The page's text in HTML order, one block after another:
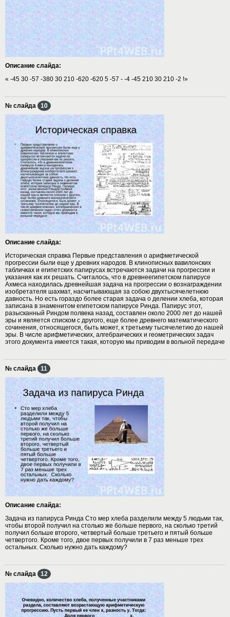
Описание слайда:
« -45 30 -57 -380 30 210 -620 -620 5 -57 - -4 -45 210 30 210 -2 !»
№ слайда 10
Описание слайда:
Историческая справка Первые представления о арифметической
прогрессии были еще у древних народов. В клинописных вавилонских
табличках и египетских папирусах встречаются задачи на прогрессии и
указания как их решать. Считалось, что в древнеегипетском папирусе
Ахмеса находилась древнейшая задача на прогрессии о вознаграждении
изобретателя шахмат, насчитывающая за собою двухтысячелетнюю
давность. Но есть гораздо более старая задача о делении хлеба, которая
записана в знаменитом египетском папирусе Ринда. Папирус этот,
разысканный Риндом полвека назад, составлен около 2000 лет до нашей
эры и является списком с другого, еще более древнего математического
сочинения, относящегося, быть может, к третьему тысячелетию до нашей
эры. В числе арифметических, алгебраических и геометрических задач
этого документа имеется такая, которую мы приводим в вольной передаче
№ слайда 11
Описание слайда:
Задача из папируса Ринда Сто мер хлеба разделили между 5 людьми так,
чтобы второй получил на столько же больше первого, на сколько третий
получил больше второго, четвертый больше третьего и пятый больше
четвертого. Кроме того, двое первых получили в 7 раз меньше трех
остальных. Сколько нужно дать каждому?
№ слайда 12